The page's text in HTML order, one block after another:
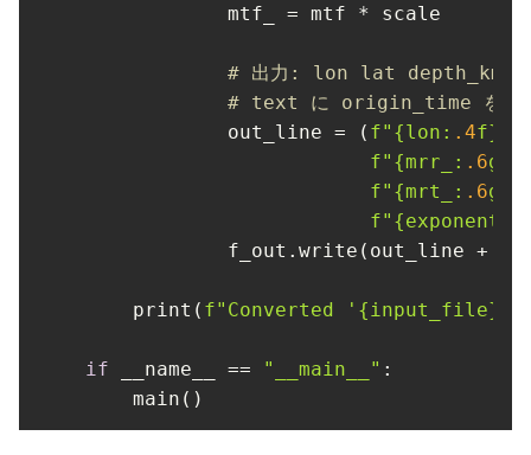
mtf_
= mtf * scale
# 出力: lon lat depth_km
# text に origin_time を入れ
out_line = ( f" {lon: .4f}
f" {mrr_: .6g}
f" {mrt_: .6g}
f"
            f_out.write(out_line +
    print(
f"Converted ' {input_file}
if __name__ == "__main__" :
    main()